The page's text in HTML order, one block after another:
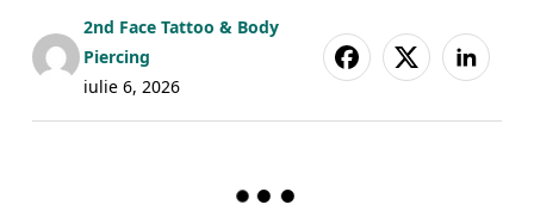
2nd Face Tattoo & Body
Piercing
iulie 6, 2026